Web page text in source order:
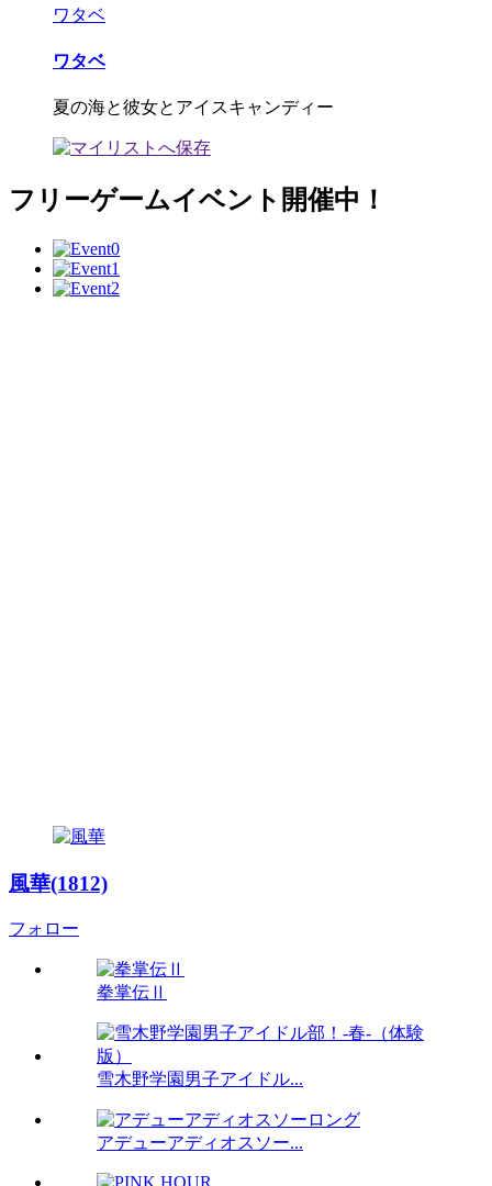
ワタベ
ワタベ
夏の海と彼女とアイスキャンディー
フリーゲームイベント開催中！
風華(1812)
フォロー
拳掌伝Ⅱ
雪木野学園男子アイドル...
アデューアディオスソー...